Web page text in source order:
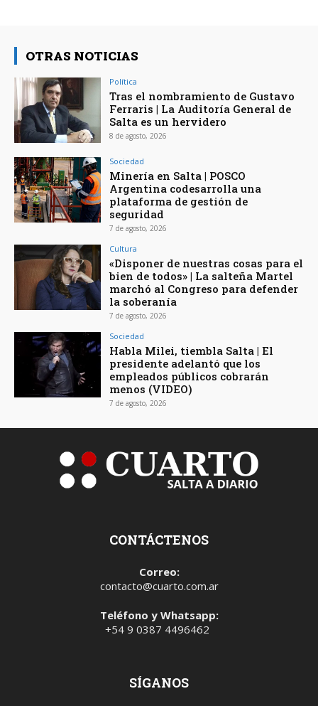
OTRAS NOTICIAS
Política
Tras el nombramiento de Gustavo
Ferraris | La Auditoría General de
Salta es un hervidero
8 de agosto, 2026
Sociedad
Minería en Salta | POSCO
Argentina codesarrolla una
plataforma de gestión de
seguridad
7 de agosto, 2026
Cultura
«Disponer de nuestras cosas para el
bien de todos» | La salteña Martel
marchó al Congreso para defender
la soberanía
7 de agosto, 2026
Sociedad
Habla Milei, tiembla Salta | El
presidente adelantó que los
empleados públicos cobrarán
menos (VIDEO)
7 de agosto, 2026
CONTÁCTENOS
Correo:
contacto@cuarto.com.ar
Teléfono y Whatsapp:
+54 9 0387 4496462
SÍGANOS